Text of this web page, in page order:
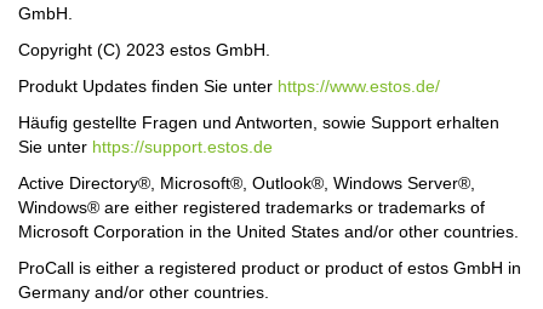
GmbH.
Copyright (C) 2023 estos GmbH.
Produkt Updates finden Sie unter https://www.estos.de/
Häufig gestellte Fragen und Antworten, sowie Support erhalten
Sie unter https://support.estos.de
Active Directory®, Microsoft®, Outlook®, Windows Server®,
Windows® are either registered trademarks or trademarks of
Microsoft Corporation in the United States and/or other countries.
ProCall is either a registered product or product of estos GmbH in
Germany and/or other countries.